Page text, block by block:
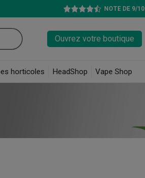
NOTE DE 9/10
Ouvrez votre boutique
horticoles HeadShop Vape Shop